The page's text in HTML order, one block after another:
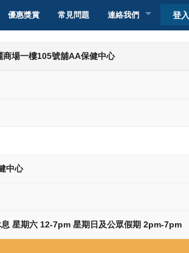
智能櫃取件服務和收費
服務和收費
集運教學
集運介紹
服務和收費
集運教學
優惠獎賞 常見問題 連絡我們 登入
商場一樓105號舖AA保健中心
中心
星期六 12-7pm 星期日及公眾假期 2pm-7pm